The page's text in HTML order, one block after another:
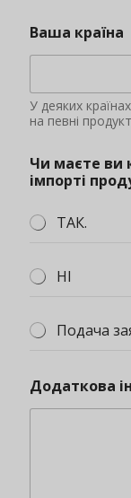
Ваша країна
У деяких
на певні
Чи маєте ви
імпорті
ТАК.
НІ
Подача
Додаткова